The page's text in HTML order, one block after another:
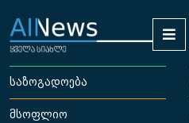
საზოგადოება
მსოფლიო